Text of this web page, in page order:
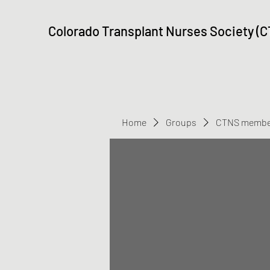
Colorado Transplant Nurses Society
Home Groups CTNS